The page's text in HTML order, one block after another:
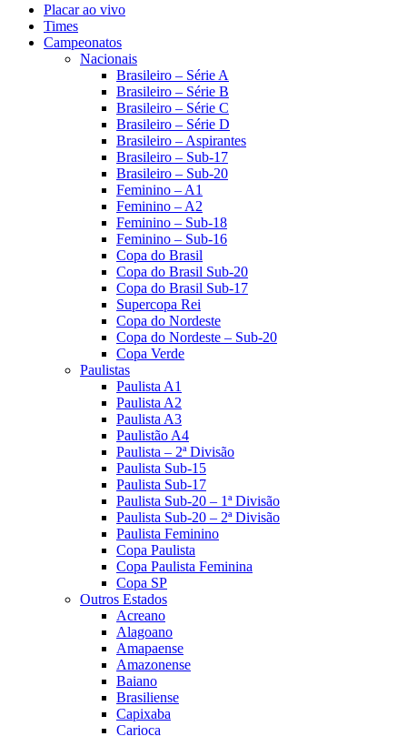
Placar ao vivo
Times
Campeonatos
Nacionais
Brasileiro – Série A
Brasileiro – Série B
Brasileiro – Série C
Brasileiro – Série D
Brasileiro – Aspirantes
Brasileiro – Sub-17
Brasileiro – Sub-20
Feminino – A1
Feminino – A2
Feminino – Sub-18
Feminino – Sub-16
Copa do Brasil
Copa do Brasil Sub-20
Copa do Brasil Sub-17
Supercopa Rei
Copa do Nordeste
Copa do Nordeste – Sub-20
Copa Verde
Paulistas
Paulista A1
Paulista A2
Paulista A3
Paulistão A4
Paulista – 2ª Divisão
Paulista Sub-15
Paulista Sub-17
Paulista Sub-20 – 1ª Divisão
Paulista Sub-20 – 2ª Divisão
Paulista Feminino
Copa Paulista
Copa Paulista Feminina
Copa SP
Outros Estados
Acreano
Alagoano
Amapaense
Amazonense
Baiano
Brasiliense
Capixaba
Carioca